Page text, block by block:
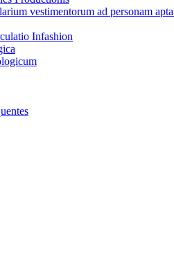
vestimentorum ad personam
Infashion